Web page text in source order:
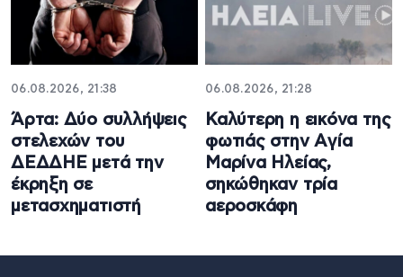
06.08.2026, 21:38
Άρτα: Δύο συλλήψεις
στελεχών του
ΔΕΔΔΗΕ μετά την
έκρηξη σε
μετασχηματιστή
06.08.2026, 21:28
Καλύτερη η εικόνα της
φωτιάς στην Aγία
Μαρίνα Ηλείας,
σηκώθηκαν τρία
αεροσκάφη